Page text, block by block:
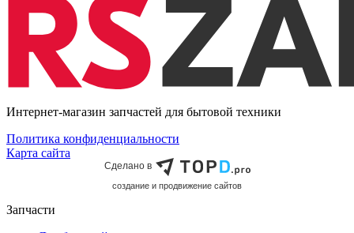
Интернет-магазин запчастей для бытовой техники
Политика конфиденциальности
Карта сайта
Сделано в
cоздание и продвижение сайтов
Запчасти